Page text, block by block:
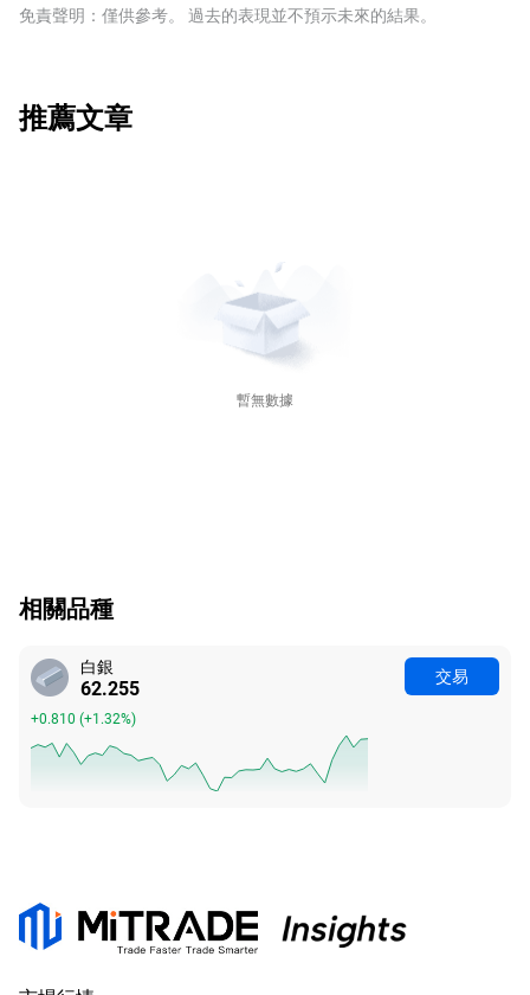
決定金價方面發揮了關鍵作用。
數，可能有助於確定兩種金屬之間的相對估值。一些投資
免責聲明：僅供參考。 過去的表現並不預示未來的結果。
推薦文章
暫無數據
相關品種
白銀
62.255
+0.810 (+1.32%)
交易